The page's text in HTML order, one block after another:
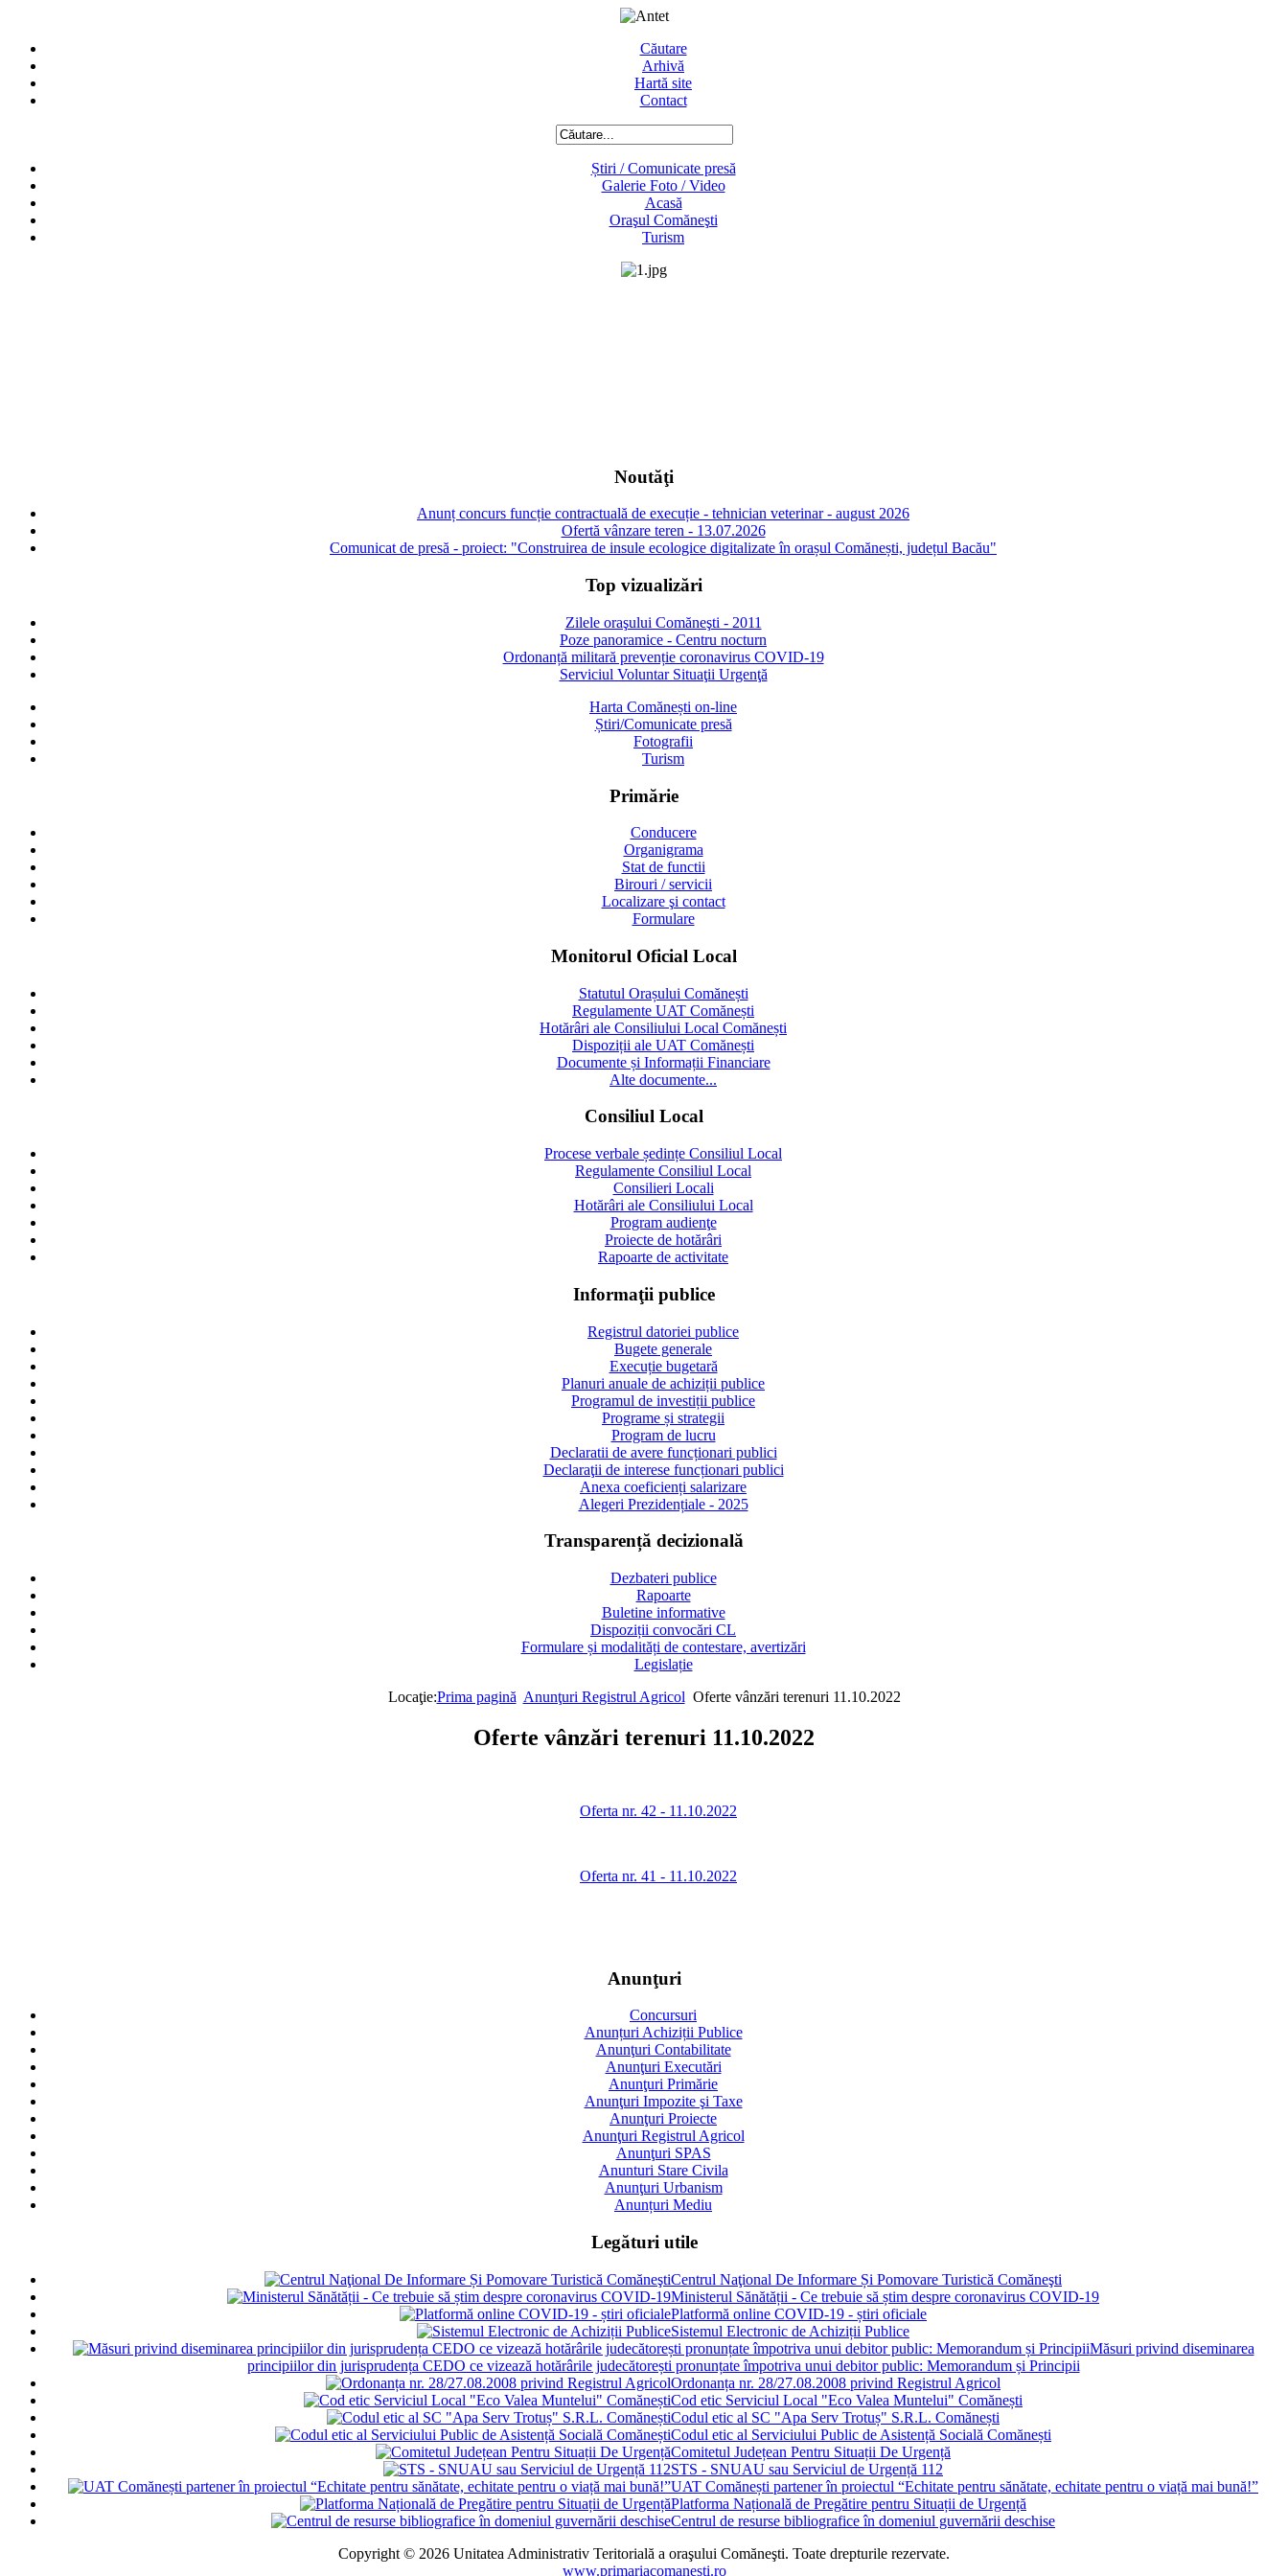
Căutare
Arhivă
Hartă site
Contact
Știri / Comunicate presă
Galerie Foto / Video
Acasă
Oraşul Comăneşti
Turism
Noutăţi
Anunț concurs funcție contractuală de execuție - tehnician veterinar - august 2026
Ofertă vânzare teren - 13.07.2026
Comunicat de presă - proiect: "Construirea de insule ecologice digitalizate în orașul Comănești, județul Bacău"
Top vizualizări
Zilele oraşului Comăneşti - 2011
Poze panoramice - Centru nocturn
Ordonanță militară prevenție coronavirus COVID-19
Serviciul Voluntar Situaţii Urgenţă
Harta Comănești on-line
Știri/Comunicate presă
Fotografii
Turism
Primărie
Conducere
Organigrama
Stat de functii
Birouri / servicii
Localizare şi contact
Formulare
Monitorul Oficial Local
Statutul Orașului Comănești
Regulamente UAT Comănești
Hotărâri ale Consiliului Local Comănești
Dispoziții ale UAT Comănești
Documente și Informații Financiare
Alte documente...
Consiliul Local
Procese verbale ședințe Consiliul Local
Regulamente Consiliul Local
Consilieri Locali
Hotărâri ale Consiliului Local
Program audienţe
Proiecte de hotărâri
Rapoarte de activitate
Informaţii publice
Registrul datoriei publice
Bugete generale
Execuție bugetară
Planuri anuale de achiziții publice
Programul de investiții publice
Programe și strategii
Program de lucru
Declaratii de avere funcționari publici
Declaraţii de interese funcționari publici
Anexa coeficienți salarizare
Alegeri Prezidențiale - 2025
Transparență decizională
Dezbateri publice
Rapoarte
Buletine informative
Dispoziții convocări CL
Formulare și modalități de contestare, avertizări
Legislație
Locaţie:Prima pagină Anunţuri Registrul Agricol Oferte vânzări terenuri 11.10.2022
Oferte vânzări terenuri 11.10.2022
Oferta nr. 42 - 11.10.2022
Oferta nr. 41 - 11.10.2022
Anunţuri
Concursuri
Anunțuri Achiziții Publice
Anunţuri Contabilitate
Anunţuri Executări
Anunţuri Primărie
Anunţuri Impozite şi Taxe
Anunţuri Proiecte
Anunţuri Registrul Agricol
Anunţuri SPAS
Anunturi Stare Civila
Anunţuri Urbanism
Anunțuri Mediu
Legături utile
Centrul Naţional De Informare Și Pomovare Turistică Comăneşti
Ministerul Sănătății - Ce trebuie să știm despre coronavirus COVID-19
Platformă online COVID-19 - știri oficiale
Sistemul Electronic de Achiziții Publice
Măsuri privind diseminarea
principiilor din jurisprudența CEDO ce vizează hotărârile judecătorești pronunțate împotriva unui debitor public: Memorandum și Principii
Ordonanța nr. 28/27.08.2008 privind Registrul Agricol
Cod etic Serviciul Local "Eco Valea Muntelui" Comănești
Codul etic al SC "Apa Serv Trotuș" S.R.L. Comănești
Codul etic al Serviciului Public de Asistență Socială Comănești
Comitetul Județean Pentru Situații De Urgență
STS - SNUAU sau Serviciul de Urgență 112
UAT Comănești partener în proiectul “Echitate pentru sănătate, echitate pentru o viață mai bună!”
Platforma Națională de Pregătire pentru Situații de Urgență
Centrul de resurse bibliografice în domeniul guvernării deschise
Copyright © 2026 Unitatea Administrativ Teritorială a oraşului Comăneşti. Toate drepturile rezervate.
www.primariacomanesti.ro